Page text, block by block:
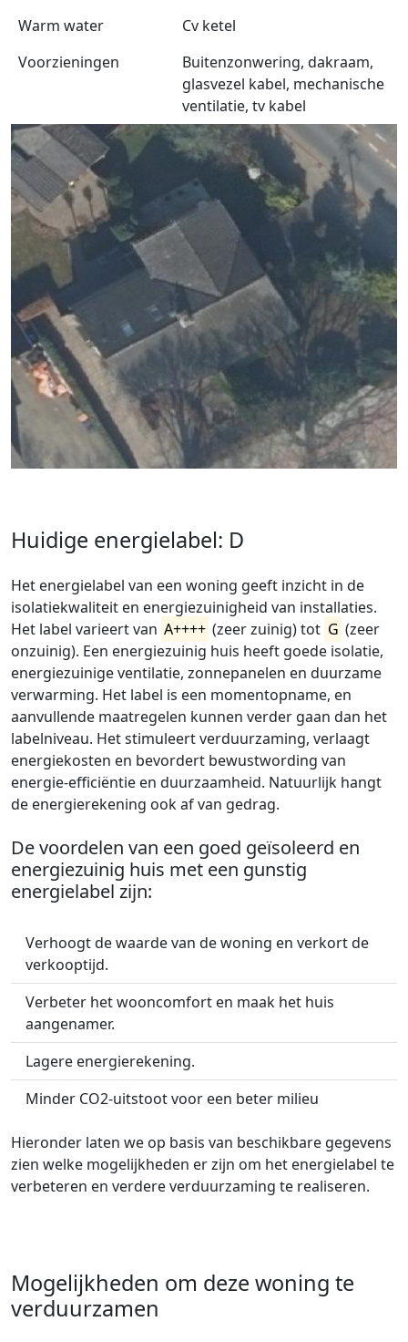
Warm water
Cv ketel
Voorzieningen
Buitenzonwering, dakraam,
glasvezel kabel, mechanische
ventilatie, tv kabel
Huidige energielabel: D
Het energielabel van een woning geeft inzicht in de
isolatiekwaliteit en energiezuinigheid van installaties.
Het label varieert van A++++ (zeer zuinig) tot G (zeer
onzuinig). Een energiezuinig huis heeft goede isolatie,
energiezuinige ventilatie, zonnepanelen en duurzame
verwarming. Het label is een momentopname, en
aanvullende maatregelen kunnen verder gaan dan het
labelniveau. Het stimuleert verduurzaming, verlaagt
energiekosten en bevordert bewustwording van
energie-efficiëntie en duurzaamheid. Natuurlijk hangt
de energierekening ook af van gedrag.
De voordelen van een goed geïsoleerd en
energiezuinig huis met een gunstig
energielabel zijn:
Verhoogt de waarde van de woning en verkort de
verkooptijd.
Verbeter het wooncomfort en maak het huis
aangenamer.
Lagere energierekening.
Minder CO2-uitstoot voor een beter milieu
Hieronder laten we op basis van beschikbare gegevens
zien welke mogelijkheden er zijn om het energielabel te
verbeteren en verdere verduurzaming te realiseren.
Mogelijkheden om deze woning te
verduurzamen